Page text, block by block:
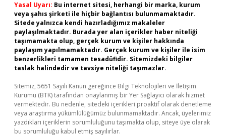
Yasal Uyarı: Bu internet sitesi, herhangi bir marka, kurum
veya şahıs şirketi ile hiçbir bağlantısı bulunmamaktadır.
Sitede yalnızca kendi hazırladığımız makaleler
paylaşılmaktadır. Burada yer alan içerikler haber niteliği
taşımamakta olup, gerçek kurum ve kişiler hakkında
paylaşım yapılmamaktadır. Gerçek kurum ve kişiler ile isim
benzerlikleri tamamen tesadüfidir. Sitemizdeki bilgiler
taslak halindedir ve tavsiye niteliği taşımazlar.
Sitemiz, 5651 Sayılı Kanun gereğince Bilgi Teknolojileri ve İletişim
Kurumu (BTK) tarafından onaylanmış bir Yer Sağlayıcı olarak hizmet
vermektedir. Bu nedenle, sitedeki içerikleri proaktif olarak denetleme
veya araştırma yükümlülüğümüz bulunmamaktadır. Ancak, üyelerimiz
yazdıkları içeriklerin sorumluluğunu taşımakta olup, siteye üye olarak
bu sorumluluğu kabul etmiş sayılırlar.